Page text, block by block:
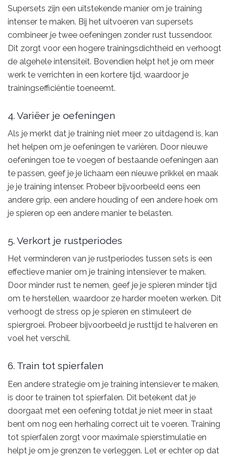
Supersets zijn een uitstekende manier om je training
intenser te maken. Bij het uitvoeren van supersets
combineer je twee oefeningen zonder rust tussendoor.
Dit zorgt voor een hogere trainingsdichtheid en verhoogt
de algehele intensiteit. Bovendien helpt het je om meer
werk te verrichten in een kortere tijd, waardoor je
trainingsefficiëntie toeneemt.
4. Variëer je oefeningen
Als je merkt dat je training niet meer zo uitdagend is, kan
het helpen om je oefeningen te variëren. Door nieuwe
oefeningen toe te voegen of bestaande oefeningen aan
te passen, geef je je lichaam een nieuwe prikkel en maak
je je training intenser. Probeer bijvoorbeeld eens een
andere grip, een andere houding of een andere hoek om
je spieren op een andere manier te belasten.
5. Verkort je rustperiodes
Het verminderen van je rustperiodes tussen sets is een
effectieve manier om je training intensiever te maken.
Door minder rust te nemen, geef je je spieren minder tijd
om te herstellen, waardoor ze harder moeten werken. Dit
verhoogt de stress op je spieren en stimuleert de
spiergroei. Probeer bijvoorbeeld je rusttijd te halveren en
voel het verschil.
6. Train tot spierfalen
Een andere strategie om je training intensiever te maken,
is door te trainen tot spierfalen. Dit betekent dat je
doorgaat met een oefening totdat je niet meer in staat
bent om nog een herhaling correct uit te voeren. Training
tot spierfalen zorgt voor maximale spierstimulatie en
helpt je om je grenzen te verleggen. Let er echter op dat